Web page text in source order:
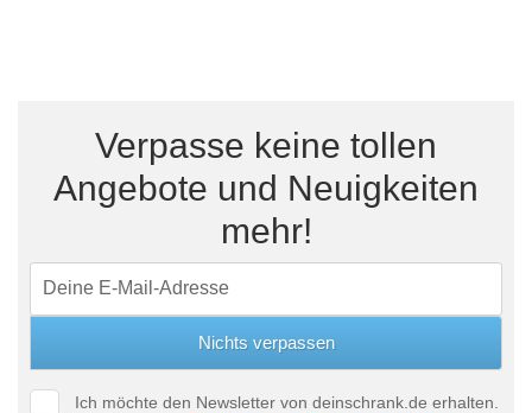
Verpasse keine tollen
Angebote und Neuigkeiten
mehr!
Ich möchte den Newsletter von deinschrank.de erhalten.